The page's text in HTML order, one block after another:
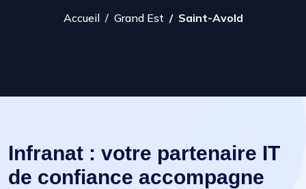
Accueil Grand Est Saint-Avold
Infranat : votre partenaire IT
de confiance accompagne